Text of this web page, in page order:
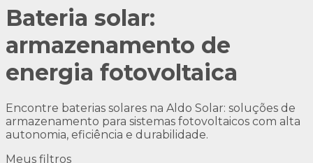
Bateria solar:
armazenamento de
energia fotovoltaica
Encontre baterias solares na Aldo Solar: soluções de
armazenamento para sistemas fotovoltaicos com alta
autonomia, eficiência e durabilidade.
Meus filtros